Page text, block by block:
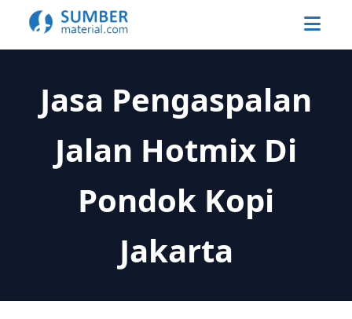
Jasa Pengaspalan
Jalan Hotmix Di
Pondok Kopi
Jakarta